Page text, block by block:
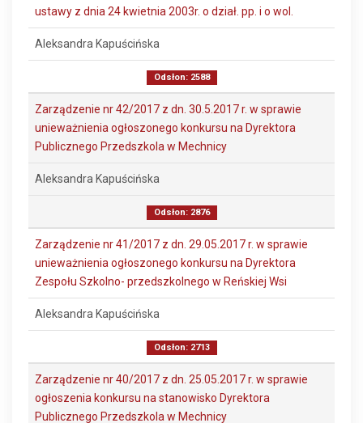
ustawy z dnia 24 kwietnia 2003r. o dział. pp. i o wol.
Aleksandra Kapuścińska
Odsłon: 2588
Zarządzenie nr 42/2017 z dn. 30.5.2017 r. w sprawie
unieważnienia ogłoszonego konkursu na Dyrektora
Publicznego Przedszkola w Mechnicy
Aleksandra Kapuścińska
Odsłon: 2876
Zarządzenie nr 41/2017 z dn. 29.05.2017 r. w sprawie
unieważnienia ogłoszonego konkursu na Dyrektora
Zespołu Szkolno- przedszkolnego w Reńskiej Wsi
Aleksandra Kapuścińska
Odsłon: 2713
Zarządzenie nr 40/2017 z dn. 25.05.2017 r. w sprawie
ogłoszenia konkursu na stanowisko Dyrektora
Publicznego Przedszkola w Mechnicy